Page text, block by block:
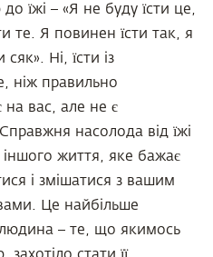
їжі – «Я не буду їсти це,
те. Я повинен їсти так, я
Ні, їсти із
ніж правильно
на вас, але не є
насолода від їжі
життя, яке бажає
і змішатися з вашим
Це найбільше
людина – те, що якимось